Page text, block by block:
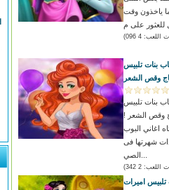
ياخذون وقت
بنات تلبيس
وقص الشعر
بنات تلبيس
وقص الشعر !
اغاني البوب
شهرتها فى
تلبيس اميرات